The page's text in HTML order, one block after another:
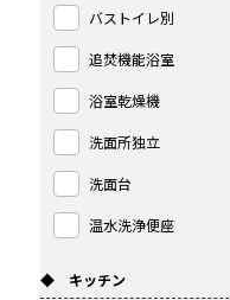
バストイレ別
追焚機能浴室
浴室乾燥機
洗面所独立
洗面台
温水洗浄便座
◆ キッチン